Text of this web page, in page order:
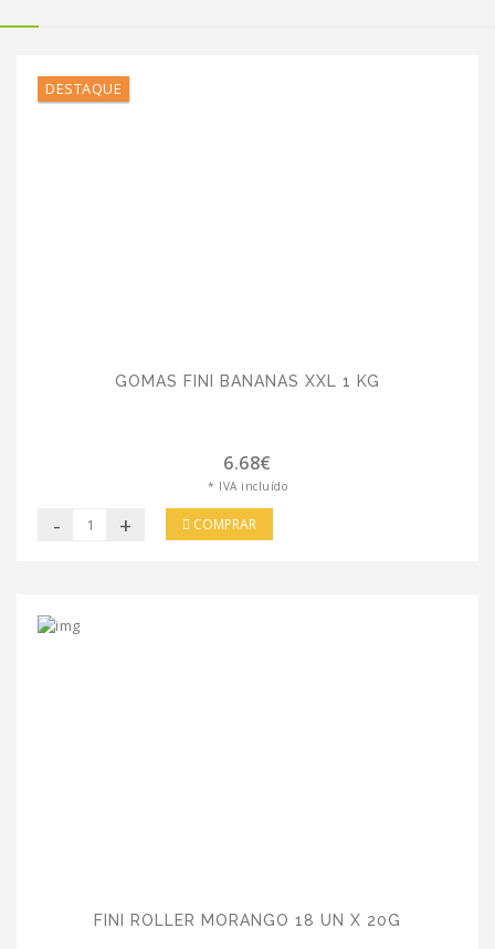
DESTAQUE
GOMAS FINI BANANAS XXL 1 KG
6.68€
* IVA incluído
- + COMPRAR
FINI ROLLER MORANGO 18 UN X 20G